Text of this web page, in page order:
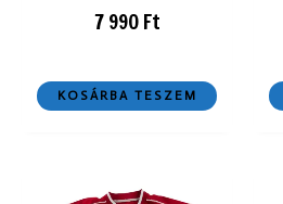
7 990Ft
KOSÁRBA TESZEM